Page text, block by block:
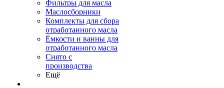
Фильтры для масла
Маслосборники
Комплекты для сбора
отработанного масла
Ёмкости и ванны для
отработанного масла
Снято с
производства
Ещё